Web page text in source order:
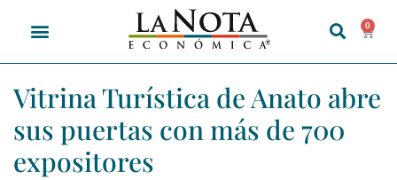
0
Vitrina Turística de Anato abre
sus puertas con más de 700
expositores